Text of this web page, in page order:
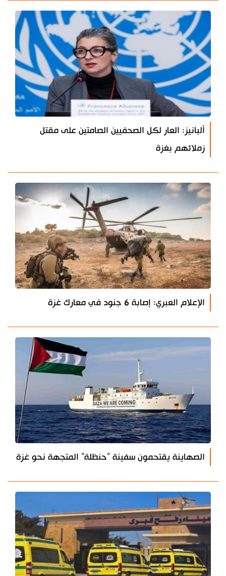
ألبانيز: العار لكل الصحفيين الصامتين على مقتل
زملائهم بغزة
الإعلام العبري: إصابة 6 جنود في معارك غزة
الصهاينة يقتحمون سفينة "حنظلة" المتجهة نحو غزة